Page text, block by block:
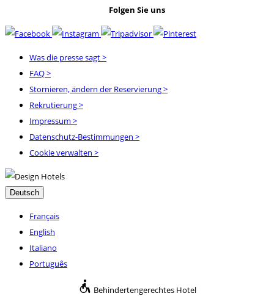
Folgen Sie uns
Was die presse sagt>
FAQ>
Stornieren, ändern der Reservierung>
Rekrutierung>
Impressum >
Datenschutz-Bestimmungen >
Cookie verwalten >
Deutsch
Français
English
Italiano
Português
Behindertengerechtes Hotel